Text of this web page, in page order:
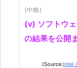
(中略)
(v) ソフトウ
の結果を公開
(Source:Intel